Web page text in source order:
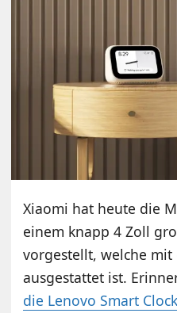
Xiaomi hat heute die
einem knapp 4 Zoll
vorgestellt, welche mit
ausgestattet ist.
die Lenovo Smart Clock